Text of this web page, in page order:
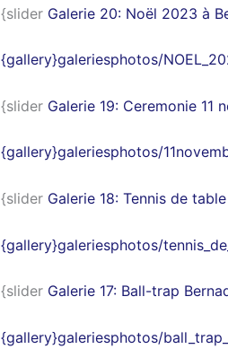
{slider Galerie 20: Noël 2023 à
{gallery}galeriesphotos/
{slider Galerie 19: Ceremonie 11
{gallery}galeriesphotos/
{slider Galerie 18: Tennis de
{gallery}galeriesphotos/
{slider Galerie 17: Ball-trap
{gallery}galeriesphotos/